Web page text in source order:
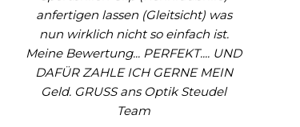
anfertigen lassen (Gleitsicht) was
nun wirklich nicht so einfach ist.
Meine Bewertung... PERFEKT.... UND
DAFÜR ZAHLE ICH GERNE MEIN
Geld. GRUSS ans Optik Steudel
Team